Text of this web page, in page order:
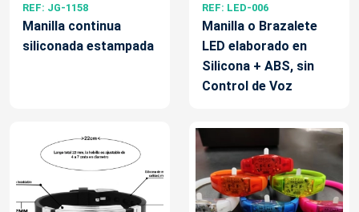
REF: JG-1158
Manilla continua
siliconada estampada
REF: LED-006
Manilla o Brazalete
LED elaborado en
Silicona + ABS, sin
Control de Voz